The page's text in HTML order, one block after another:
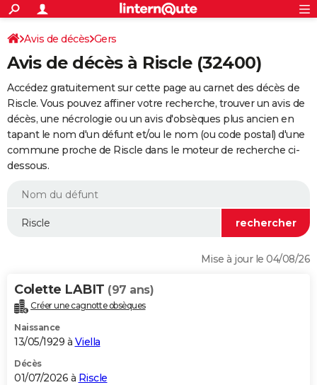
ACTUALITÉS
Politique
Société
Faits Divers
Education
Monde
Villes
+
SPORT
Coupe du monde 2026
Football
Tennis
Cyclisme
Rugby
Forum
Programme TV
TNT
Streaming
Cinéma
Sorties cinéma
Musique
+
FINANCE
Retraite
Epargne
Immobilier
Risques naturels par ville
Assurance
AUTO
Essais
Réserver un essai
Citadines
Berlines
SUV
Forum auto
+
HIGH-TECH
BRICOLAGE
WEEK-END
Alimentation
Guide de la santé
Maladies
Médicaments
Sommeil
VOYAGE
Destinations
City break
Voyage nature
Voyage de noces
Forum
Climat
+PHOTO
GUIDES D'ACHAT
Avis de décès Gers
Avis de décès à Riscle (32400)
Accédez gratuitement sur cette page au carnet des décès de
Riscle. Vous pouvez affiner votre recherche, trouver un avis de
décès, une nécrologie ou un avis d'obsèques plus ancien en
tapant le nom d'un défunt et/ou le nom (ou code postal) d'une
commune proche de Riscle dans le moteur de recherche ci-
dessous.
Mise à jour le 04/08/26
Colette LABIT (97 ans)
Créer une cagnotte obsèques
Naissance
13/05/1929 à Viella
Décès
01/07/2026 à Riscle